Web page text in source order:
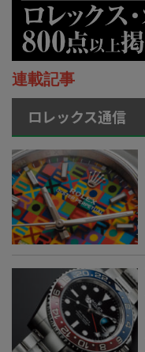
連載記事
ロレックス通信